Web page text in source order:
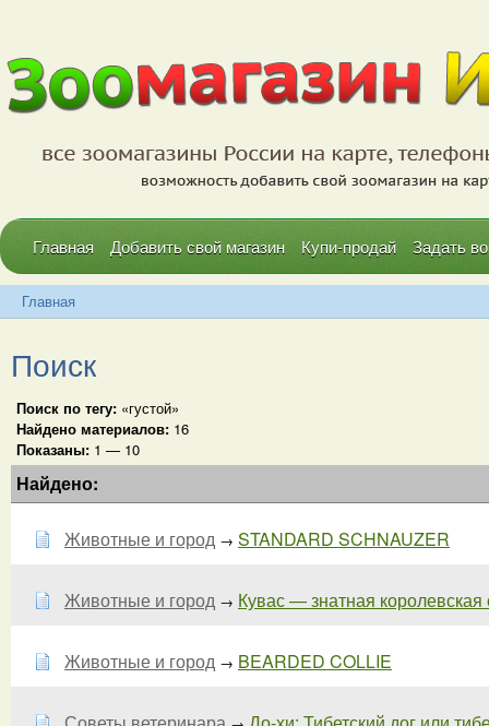
Главная Добавить свой магазин Купи-продай Задать
Главная
Поиск
Поиск по тегу: «густой»
Найдено материалов: 16
Показаны: 1 — 10
Найдено:
Животные и город → STANDARD SCHNAUZER
Животные и город → Кувас — знатная королевская
Животные и город → BEARDED COLLIE